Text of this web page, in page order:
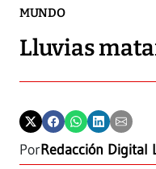
MUNDO
Lluvias
PorRedacción Digital